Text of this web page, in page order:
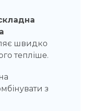
швидко
тепліше.
з